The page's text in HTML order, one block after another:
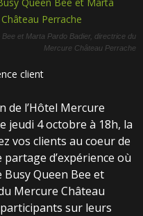
et Marta Pardo Badier, directrice du
Mercure Château Perrache
client
de l’Hôtel Mercure
jeudi 4 octobre à 18h, la
vos clients au coeur de
d’expérience où
Busy Queen Bee et
Mercure Château
sur leurs